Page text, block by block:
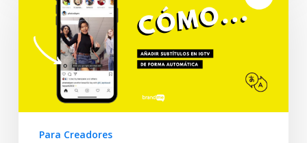
Para Creadores